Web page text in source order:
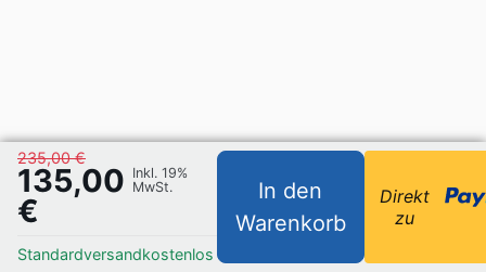
235,00 €
135,00
€
Inkl. 19%
MwSt.
Standardversandkostenlos
In den
Warenkorb
Direkt
zu